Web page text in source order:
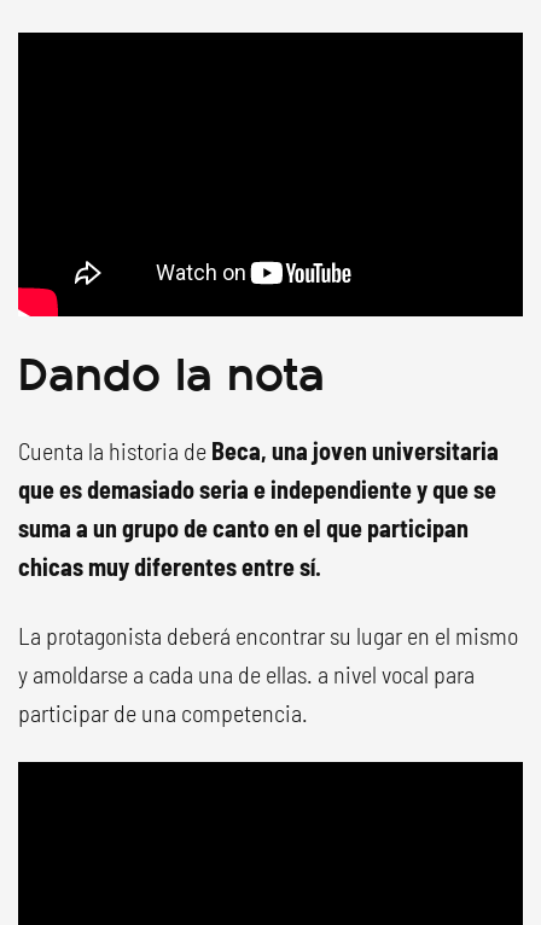
Dando la nota
Cuenta la historia de Beca, una joven universitaria
que es demasiado seria e independiente y que se
suma a un grupo de canto en el que participan
chicas muy diferentes entre sí.
La protagonista deberá encontrar su lugar en el mismo
y amoldarse a cada una de ellas. a nivel vocal para
participar de una competencia.